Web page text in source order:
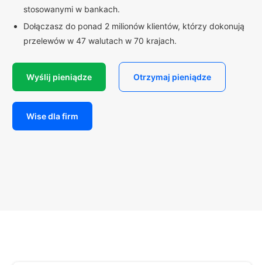
stosowanymi w bankach.
Dołączasz do ponad 2 milionów klientów, którzy dokonują
przelewów w 47 walutach w 70 krajach.
Wyślij pieniądze Otrzymaj pieniądze
Wise dla firm